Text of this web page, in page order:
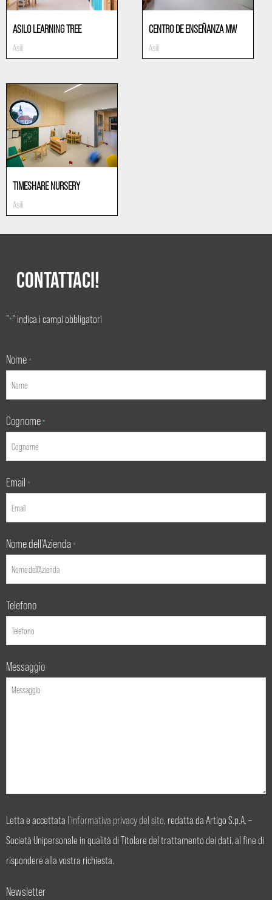
ASILO LEARNING TREE
Asili
CENTRO DE ENSEÑANZA MW
Asili
TIMESHARE NURSERY
Asili
CONTATTACI!
"*" indica i campi obbligatori
Nome *
Cognome *
Email *
Nome dell'Azienda *
Telefono
Messaggio
Letta e accettata l’informativa privacy del sito, redatta da Artigo S.p.A. –
Società Unipersonale in qualità di Titolare del trattamento dei dati, al fine di
rispondere alla vostra richiesta.
Newsletter